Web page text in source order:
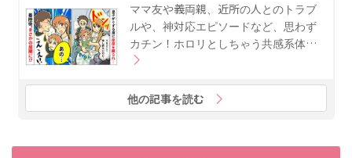
ママ友や義両親、近所の人とのトラブ
ルや、神対応エピソードなど、思わず
カチン！ホロリとしちゃう共感系体…
他の記事を読む